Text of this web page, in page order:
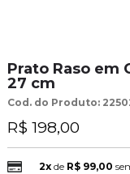
Prato Raso em
27 cm
Cod. do Produto:
R$ 198,00
2xde R$ 99,00